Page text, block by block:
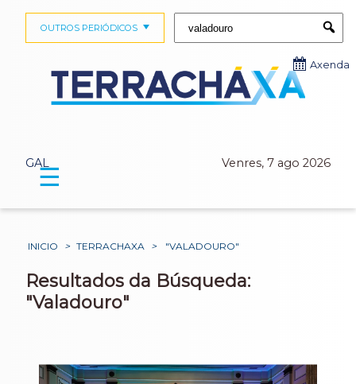
GAL Venres, 7 ago 2026
OUTROS PERIÓDICOS
Axenda
☰
INICIO > TERRACHAXA > "VALADOURO"
Resultados da Búsqueda:
"Valadouro"